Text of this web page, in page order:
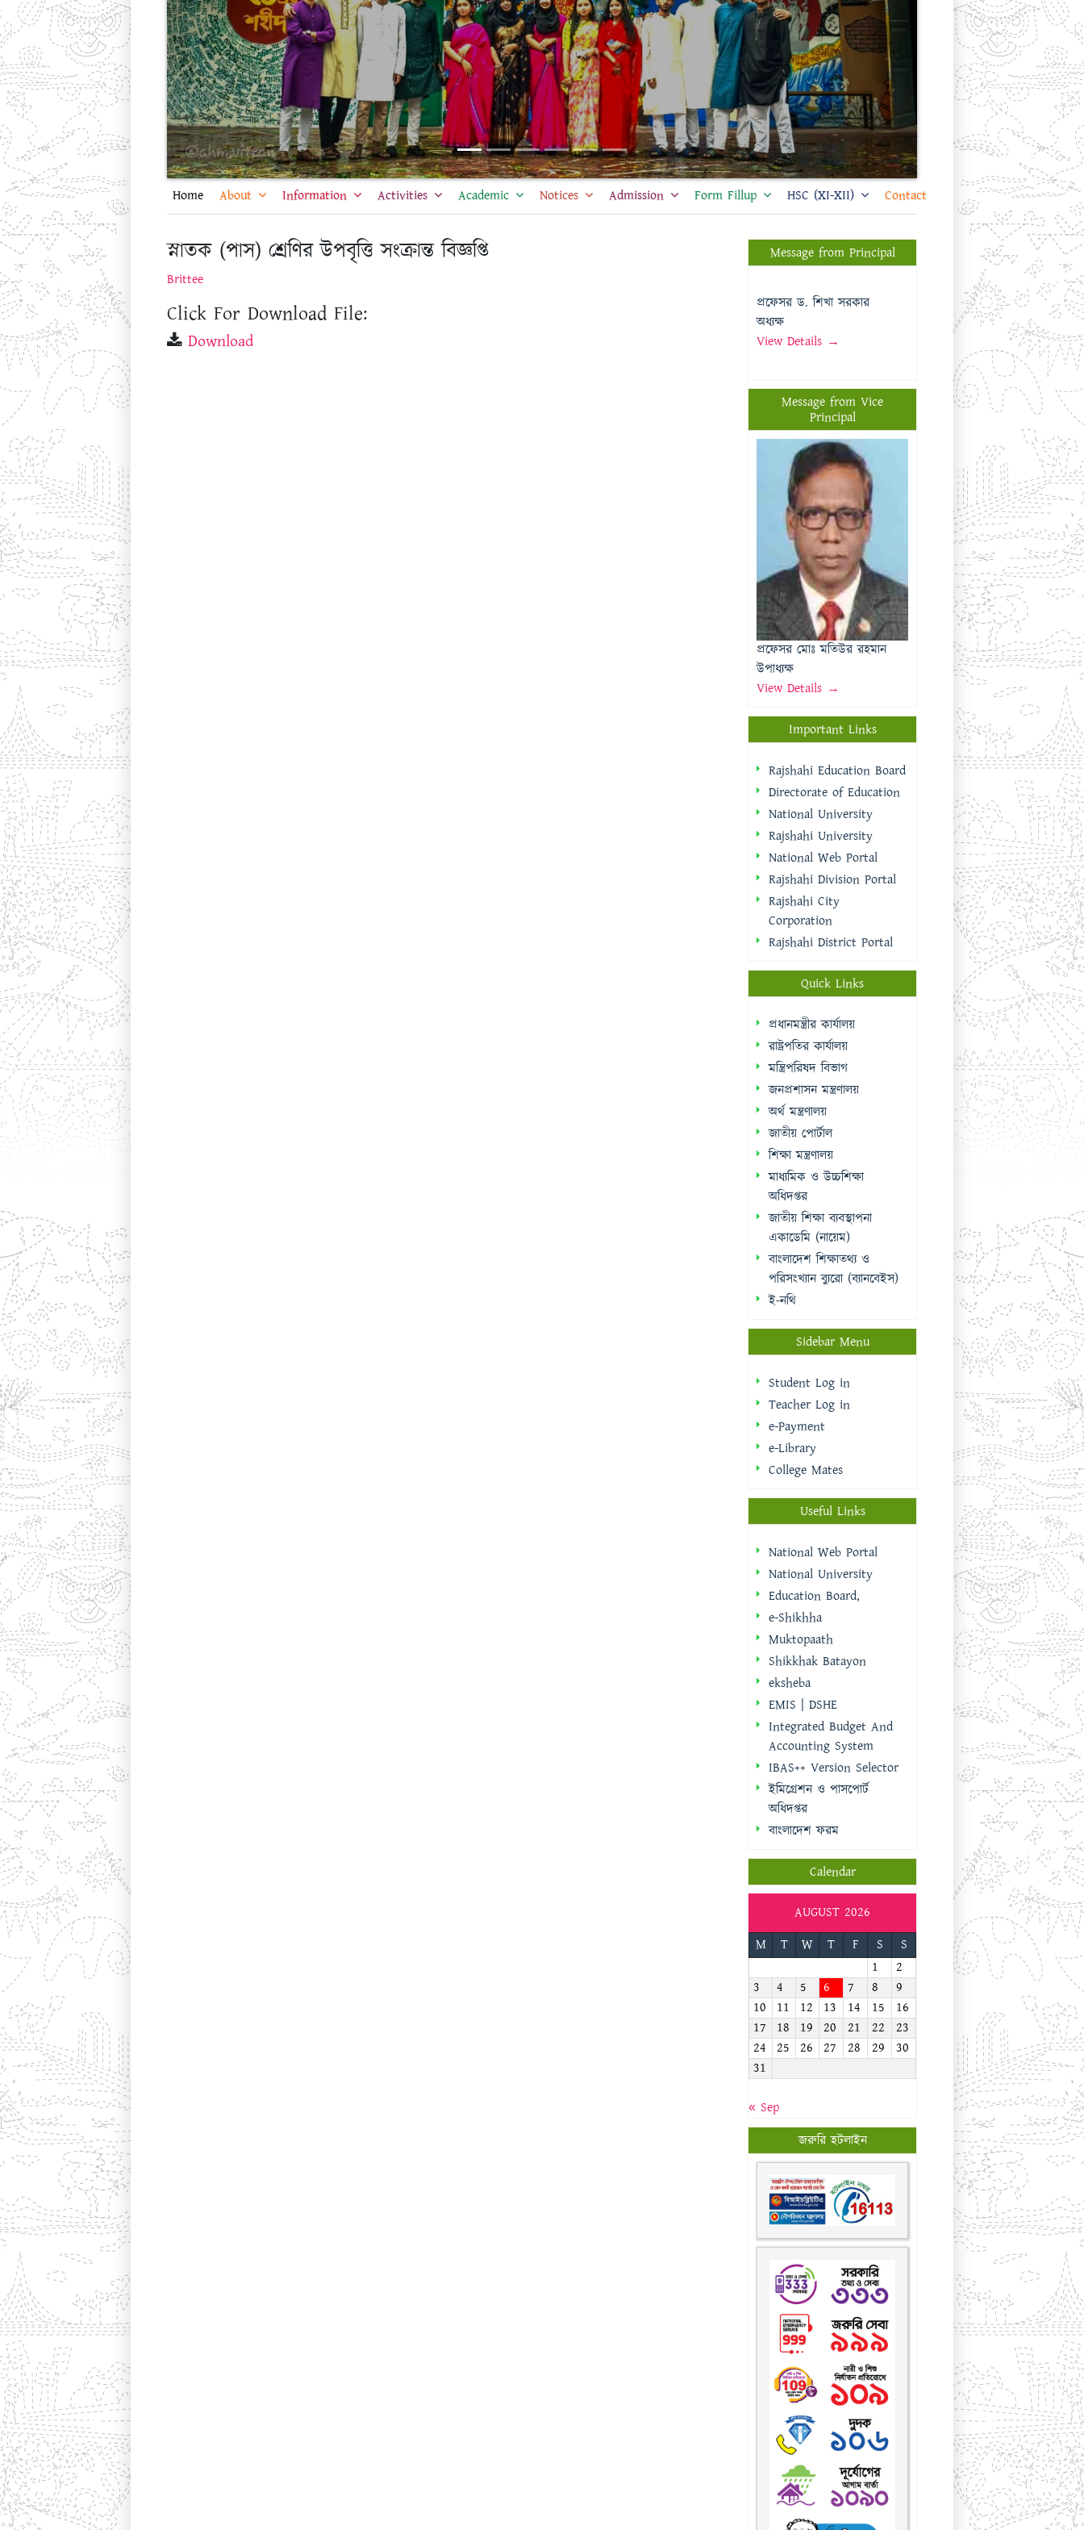
Home About Information Activities Academic Notices Admission Form Fillup HSC (XI-XII) Contact
স্নাতক (পাস) শ্রেণির উপবৃত্তি সংক্রান্ত ‍বিজ্ঞপ্তি
Brittee
Click For Download File:
Download
Message from Principal
প্রফেসর ড. শিখা সরকার
অধ্যক্ষ
View Details →
প্রফেসর মোঃ মতিউর রহমান
উপাধ্যক্ষ
View Details →
Important Links
Rajshahi Education Board
Directorate of Education
National University
National Web Portal
Rajshahi City
Corporation
Rajshahi District Portal
Quick Links
প্রধানমন্ত্রীর কার্যালয়
রাষ্ট্রপতির কার্যালয়
মন্ত্রিপরিষদ বিভাগ
অর্থ মন্ত্রণালয়
শিক্ষা মন্ত্রণালয়
মাধ্যমিক ও উচ্চশিক্ষা
অধিদপ্তর
জাতীয় শিক্ষা ব্যবস্থাপনা
একাডেমি (নায়েম)
বাংলাদেশ শিক্ষাতথ্য ও
পরিসংখ্যান ব্যুরো (ব্যানবেইস)
ই-নথি
Sidebar Menu
Student Log in
Teacher Log in
e-Payment
College Mates
Useful Links
National Web Portal
National University
Education Board,
Muktopaath
eksheba
EMIS | DSHE
Integrated Budget And
Accounting System
IBAS++ Version Selector
ইমিগ্রেশন ও পাসপোর্ট
অধিদপ্তর
বাংলাদেশ ফরম
Calendar
AUGUST 2026
T W
3
4 5 6 7 8
9
12 13 14
17 18 19 20 21 22
23
26 27 28
31
« Sep
জরুরি হটলাইন
করোনা ভাইরাস প্রতিরোধে
যোগাযোগ